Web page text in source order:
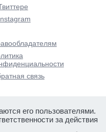
связь
его пользователями.
за действия